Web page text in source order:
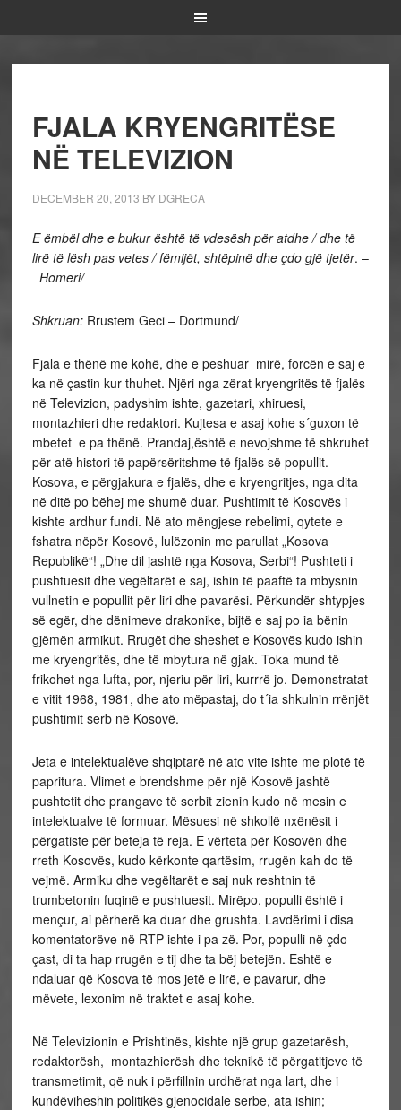
FJALA KRYENGRITËSE
NË TELEVIZION
DECEMBER 20, 2013 BY DGRECA
E ëmbël dhe e bukur është të vdesësh për atdhe / dhe të
lirë të lësh pas vetes / fëmijët, shtëpinë dhe çdo gjë tjetër. –
Homeri/
Shkruan:Rrustem Geci – Dortmund/
Fjala e thënë me kohë, dhe e peshuar mirë, forcën e saj e
ka në çastin kur thuhet. Njëri nga zërat kryengritës të fjalës
në Televizion, padyshim ishte, gazetari, xhiruesi,
montazhieri dhe redaktori. Kujtesa e asaj kohe s´guxon të
mbetet e pa thënë. Prandaj,është e nevojshme të shkruhet
për atë histori të papërsëritshme të fjalës së popullit.
Kosova, e përgjakura e fjalës, dhe e kryengritjes, nga dita
në ditë po bëhej me shumë duar. Pushtimit të Kosovës i
kishte ardhur fundi. Në ato mëngjese rebelimi, qytete e
fshatra nëpër Kosovë, lulëzonin me parullat „Kosova
Republikë“! „Dhe dil jashtë nga Kosova, Serbi“! Pushteti i
pushtuesit dhe vegëltarët e saj, ishin të paaftë ta mbysnin
vullnetin e popullit për liri dhe pavarësi. Përkundër shtypjes
së egër, dhe dënimeve drakonike, bijtë e saj po ia bënin
gjëmën armikut. Rrugët dhe sheshet e Kosovës kudo ishin
me kryengritës, dhe të mbytura në gjak. Toka mund të
frikohet nga lufta, por, njeriu për liri, kurrrë jo. Demonstratat
e vitit 1968, 1981, dhe ato mëpastaj, do t´ia shkulnin rrënjët
pushtimit serb në Kosovë.
Jeta e intelektualëve shqiptarë në ato vite ishte me plotë të
papritura. Vlimet e brendshme për një Kosovë jashtë
pushtetit dhe prangave të serbit zienin kudo në mesin e
intelektualve të formuar. Mësuesi në shkollë nxënësit i
përgatiste për beteja të reja. E vërteta për Kosovën dhe
rreth Kosovës, kudo kërkonte qartësim, rrugën kah do të
vejmë. Armiku dhe vegëltarët e saj nuk reshtnin të
trumbetonin fuqinë e pushtuesit. Mirëpo, populli është i
mençur, ai përherë ka duar dhe grushta. Lavdërimi i disa
komentatorëve në RTP ishte i pa zë. Por, populli në çdo
çast, di ta hap rrugën e tij dhe ta bëj betejën. Eshtë e
ndaluar që Kosova të mos jetë e lirë, e pavarur, dhe
mëvete, lexonim në traktet e asaj kohe.
Në Televizionin e Prishtinës, kishte një grup gazetarësh,
redaktorësh, montazhierësh dhe teknikë të përgatitjeve të
transmetimit, që nuk i përfillnin urdhërat nga lart, dhe i
kundëviheshin politikës gjenocidale serbe, ata ishin;